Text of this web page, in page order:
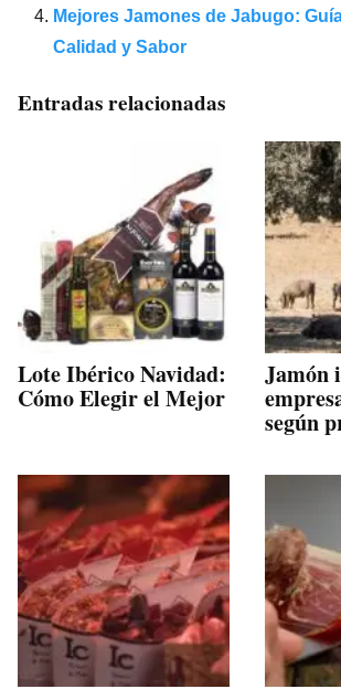
Mejores Jamones de Jabugo:
Calidad y Sabor
Entradas relacionadas
Lote Ibérico Navidad:
Cómo Elegir el Mejor
Jamón
según